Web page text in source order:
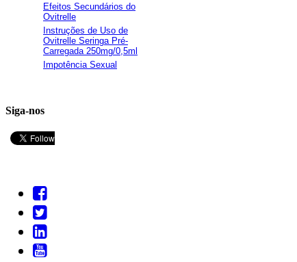
Efeitos Secundários do
Ovitrelle
Instruções de Uso de
Ovitrelle Seringa Pré-
Carregada 250mg/0,5ml
Impotência Sexual
Siga-nos